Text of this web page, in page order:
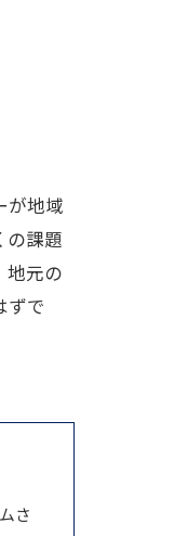
が地域
の課題
地元の
ずで
さ